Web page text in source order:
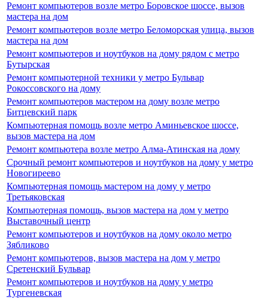
Ремонт компьютеров возле метро Боровское шоссе, вызов
мастера на дом
Ремонт компьютеров возле метро Беломорская улица, вызов
мастера на дом
Ремонт компьютеров и ноутбуков на дому рядом с метро
Бутырская
Ремонт компьютерной техники у метро Бульвар
Рокоссовского на дому
Ремонт компьютеров мастером на дому возле метро
Битцевский парк
Компьютерная помощь возле метро Аминьевское шоссе,
вызов мастера на дом
Ремонт компьютера возле метро Алма-Атинская на дому
Срочный ремонт компьютеров и ноутбуков на дому у метро
Новогиреево
Компьютерная помощь мастером на дому у метро
Третьяковская
Компьютерная помощь, вызов мастера на дом у метро
Выставочный центр
Ремонт компьютеров и ноутбуков на дому около метро
Зябликово
Ремонт компьютеров, вызов мастера на дом у метро
Сретенский Бульвар
Ремонт компьютеров и ноутбуков на дому у метро
Тургеневская